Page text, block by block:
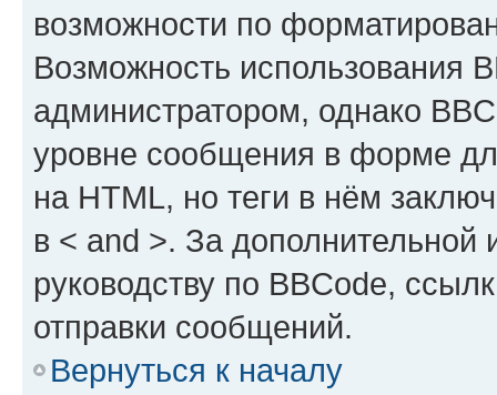
возможности по
Возможность использования
администратором, однако
уровне сообщения в форме
на HTML, но теги в нём
в < and >. За
руководству по BBCode,
отправки сообщений.
Вернуться к началу